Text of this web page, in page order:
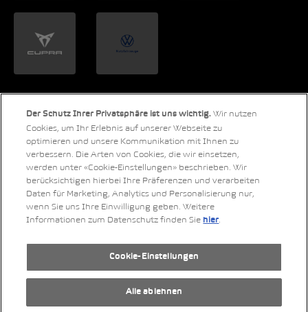
LinkedIn
Xing TwitterYouTubeInstagram
© 2026 Copyright AMAG Group AG
Datenschutzerklärung
Rechtliche Hinweise
RSS-Feed
Der Schutz Ihrer Privatsphäre ist uns wichtig. Wir nutzen
Cookies, um Ihr Erlebnis auf unserer Webseite zu
optimieren und unsere Kommunikation mit Ihnen zu
verbessern. Die Arten von Cookies, die wir einsetzen,
werden unter «Cookie-Einstellungen» beschrieben. Wir
berücksichtigen hierbei Ihre Präferenzen und verarbeiten
Daten für Marketing, Analytics und Personalisierung nur,
wenn Sie uns Ihre Einwilligung geben. Weitere
Informationen zum Datenschutz finden Sie hier.
Cookie-Einstellungen
Alle ablehnen